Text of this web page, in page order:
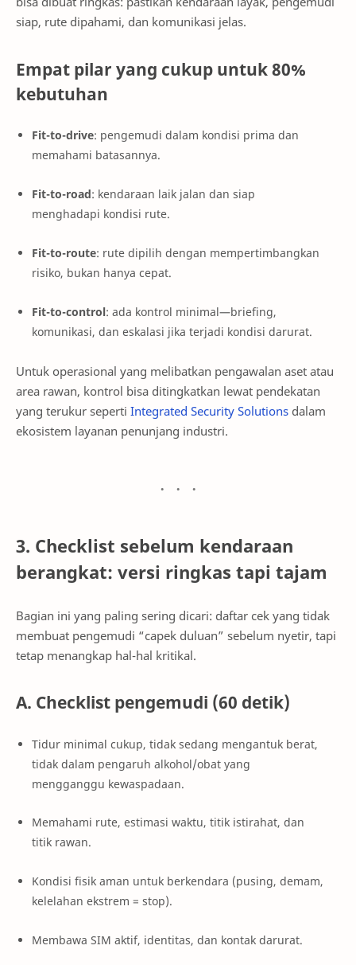
siap, rute dipahami, dan komunikasi jelas.
Empat pilar yang cukup untuk 80%
kebutuhan
Fit-to-drive: pengemudi dalam kondisi prima dan
memahami batasannya.
Fit-to-road: kendaraan laik jalan dan siap
menghadapi kondisi rute.
Fit-to-route: rute dipilih dengan mempertimbangkan
risiko, bukan hanya cepat.
Fit-to-control: ada kontrol minimal—briefing,
komunikasi, dan eskalasi jika terjadi kondisi darurat.
Untuk operasional yang melibatkan pengawalan aset atau
area rawan, kontrol bisa ditingkatkan lewat pendekatan
yang terukur seperti Integrated Security Solutions dalam
ekosistem layanan penunjang industri.
3. Checklist sebelum kendaraan
berangkat: versi ringkas tapi tajam
Bagian ini yang paling sering dicari: daftar cek yang tidak
membuat pengemudi “capek duluan” sebelum nyetir, tapi
tetap menangkap hal-hal kritikal.
A. Checklist pengemudi (60 detik)
Tidur minimal cukup, tidak sedang mengantuk berat,
tidak dalam pengaruh alkohol/obat yang
mengganggu kewaspadaan.
Memahami rute, estimasi waktu, titik istirahat, dan
titik rawan.
Kondisi fisik aman untuk berkendara (pusing, demam,
kelelahan ekstrem = stop).
Membawa SIM aktif, identitas, dan kontak darurat.